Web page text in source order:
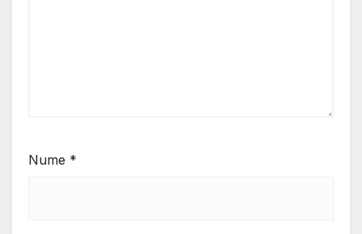
Nume *